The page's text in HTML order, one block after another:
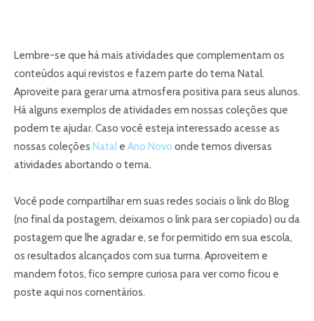
Lembre-se que há mais atividades que complementam os
conteúdos aqui revistos e fazem parte do tema Natal.
Aproveite para gerar uma atmosfera positiva para seus alunos.
Há alguns exemplos de atividades em nossas coleções que
podem te ajudar. Caso você esteja interessado acesse as
nossas coleções Natal e Ano Novo onde temos diversas
atividades abortando o tema.
Você pode compartilhar em suas redes sociais o link do Blog
(no final da postagem, deixamos o link para ser copiado) ou da
postagem que lhe agradar e, se for permitido em sua escola,
os resultados alcançados com sua turma. Aproveitem e
mandem fotos, fico sempre curiosa para ver como ficou e
poste aqui nos comentários.